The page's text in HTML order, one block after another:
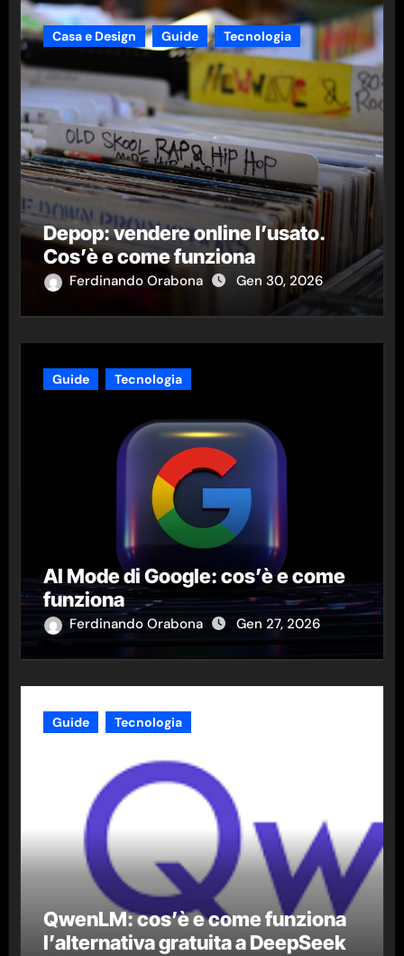
Casa e Design Guide Tecnologia
Depop: vendere online l’usato.
Cos’è e come funziona
Ferdinando Orabona Gen 30, 2026
Guide Tecnologia
AI Mode di Google: cos’è e come
funziona
Ferdinando Orabona Gen 27, 2026
Guide Tecnologia
QwenLM: cos’è e come funziona
l’alternativa gratuita a DeepSeek